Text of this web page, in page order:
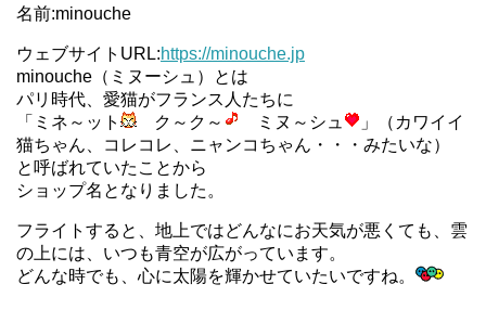
名前:minouche
ウェブサイトURL:https://minouche.jp
minouche（ミヌーシュ）とは
パリ時代、愛猫がフランス人たちに
「ミネ～ット
ク～ク～ ミヌ～シュ
」（カワイイ
猫ちゃん、コレコレ、ニャンコちゃん・・・みたいな）
と呼ばれていたことから
ショップ名となりました。
フライトすると、地上ではどんなにお天気が悪くても、雲
の上には、いつも青空が広がっています。
どんな時でも、心に太陽を輝かせていたいですね。